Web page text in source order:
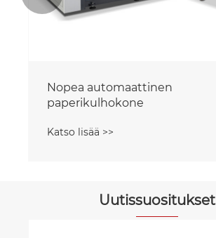
Nopea automaattinen
paperikulhokone
Katso lisää >>
Uutissuositukset